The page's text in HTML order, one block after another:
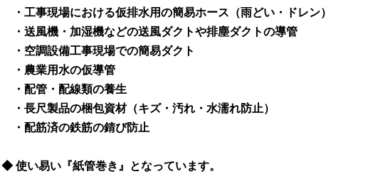
・工事現場における仮排水用の簡易ホース（雨どい・ドレン）
・送風機・加湿機などの送風ダクトや排塵ダクトの導管
・空調設備工事現場での簡易ダクト
・農業用水の仮導管
・配管・配線類の養生
・長尺製品の梱包資材（キズ・汚れ・水濡れ防止）
・配筋済の鉄筋の錆び防止
◆ 使い易い『紙管巻き』となっています。